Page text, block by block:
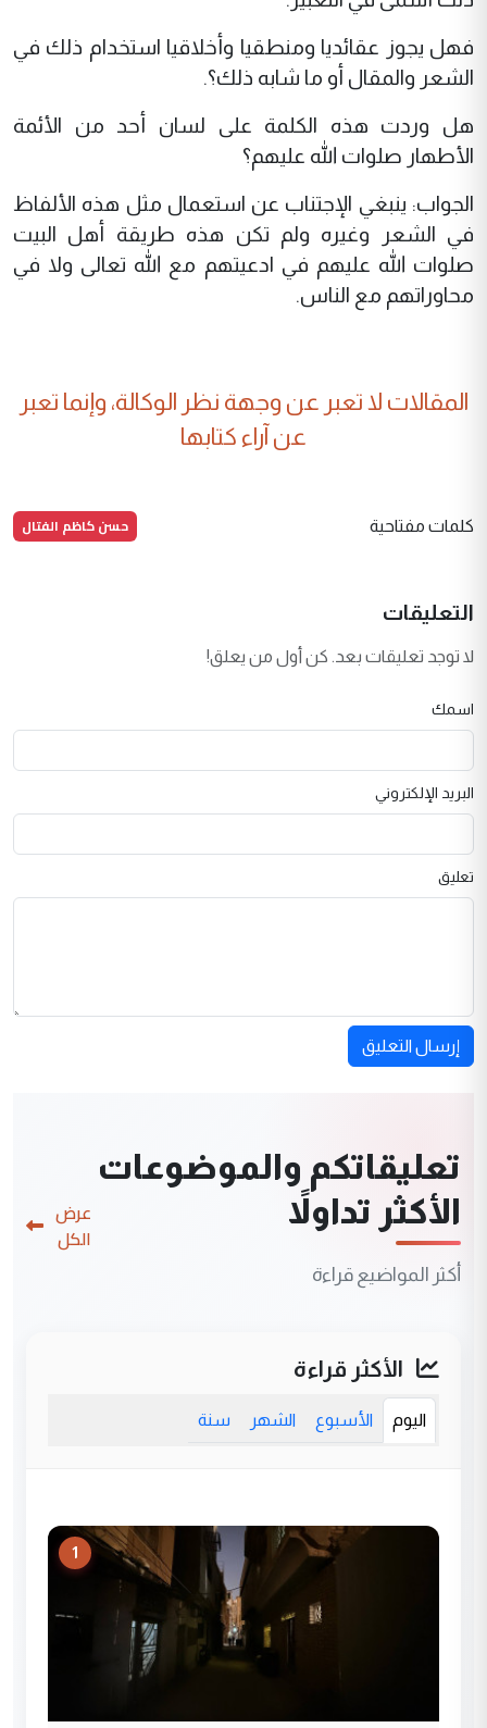
فهل يجوز عقائديا ومنطقيا وأخلاقيا استخدام ذلك في
الشعر والمقال أو ما شابه ذلك؟.
هل وردت هذه الكلمة على لسان أحد من الأئمة
الأطهار صلوات الله عليهم؟
الجواب: ينبغي الإجتناب عن استعمال مثل هذه الألفاظ
في الشعر وغيره ولم تكن هذه طريقة أهل البيت
صلوات الله عليهم في ادعيتهم مع الله تعالى ولا في
محاوراتهم مع الناس.
المقالات لا تعبر عن وجهة نظر الوكالة، وإنما تعبر
عن آراء كتابها
كلمات مفتاحية حسن كاظم الفتال
التعليقات
لا توجد تعليقات بعد. كن أول من يعلق!
اسمك
البريد الإلكتروني
تعليق
إرسال التعليق
تعليقاتكم والموضوعات
الأكثر تداولاً
أكثر المواضيع قراءة
عرض
الكل
الأكثر قراءة
اليوم الأسبوع الشهر سنة
1